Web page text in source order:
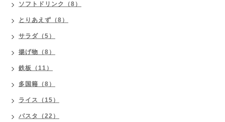
ソフトドリンク（8）
とりあえず（8）
サラダ（5）
揚げ物（8）
鉄板（11）
多国籍（8）
ライス（15）
パスタ（22）